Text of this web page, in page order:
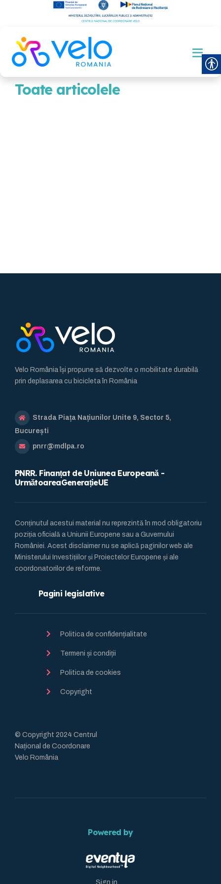
Toate articolele
Velo România își propune să dezvolte o mobilitate durabilă
prin deplasarea cu bicicleta în România
Strada Piața Națiunilor Unite 9, Sector 5,
București
pnrr@mdlpa.ro
PNRR. Finanțat de Uniunea Europeană -
UrmătoareaGenerațieUE
Conținutul acestui material nu reprezintă în mod obligatoriu
poziția oficială a Uniunii Europene sau a Guvernului
României. Acest disclaimer nu se aplică paginilor web ale
Ministerului Investițiilor și Proiectelor Europene și ale
coordonatorilor de reforme.
Pagini legislative
Politica de confidențialitate
Termeni și condiții
Politica de cookies
Copyright
© Copyright 2024 Centrul
Național de Coordonare
Velo România
Powered by
Sign in